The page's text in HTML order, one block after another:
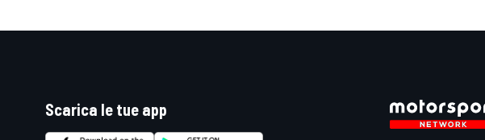
Scarica le tue app